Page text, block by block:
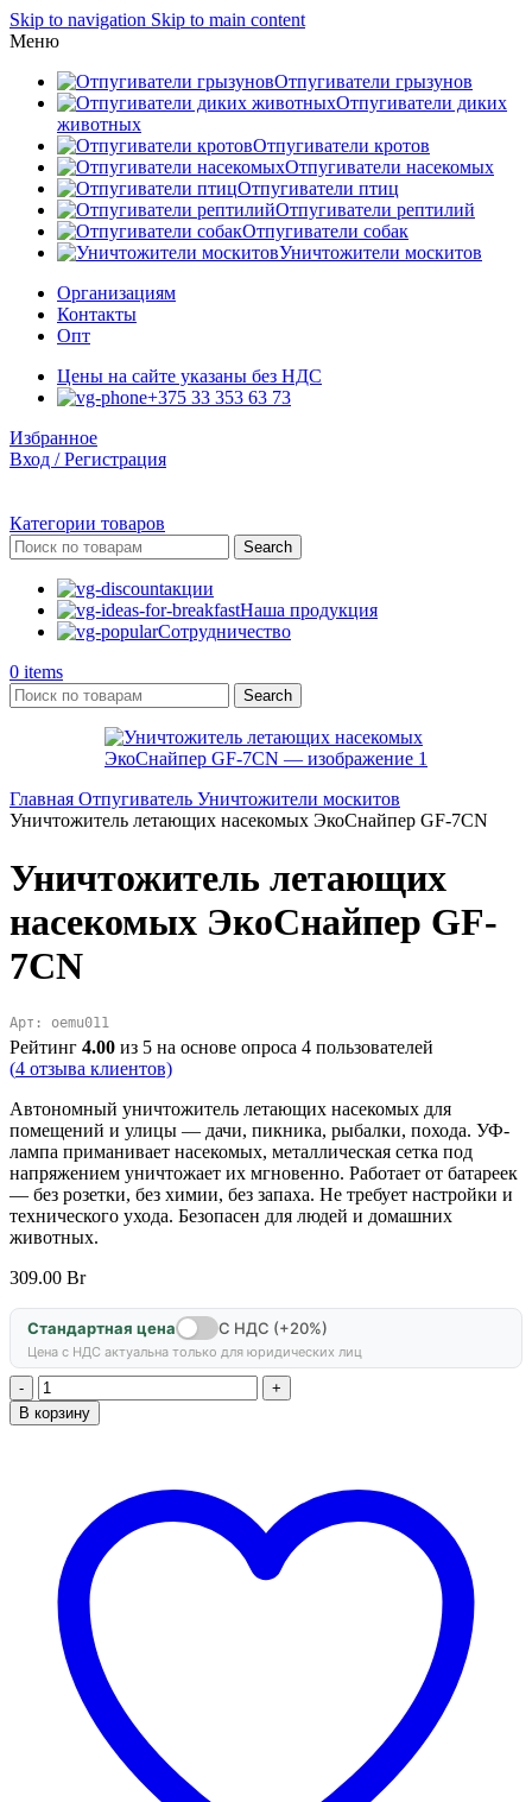
Skip to navigation Skip to main content
Меню
Отпугиватели грызунов
Отпугиватели диких
животных
Отпугиватели кротов
Отпугиватели насекомых
Отпугиватели птиц
Отпугиватели рептилий
Отпугиватели собак
Уничтожители москитов
Организациям
Контакты
Опт
Цены на сайте указаны без НДС
+375 33 353 63 73
Избранное
Вход / Регистрация
Категории товаров
Search
акции
Наша продукция
Сотрудничество
0 items
Search
Главная Отпугиватель Уничтожители москитов
Уничтожитель летающих насекомых ЭкоСнайпер GF-7CN
Уничтожитель летающих
насекомых ЭкоСнайпер GF-
7CN
Арт: oemu011
Рейтинг 4.00 из 5 на основе опроса 4 пользователей
(4 отзыва клиентов)
Автономный уничтожитель летающих насекомых для
помещений и улицы — дачи, пикника, рыбалки, похода. УФ-
лампа приманивает насекомых, металлическая сетка под
напряжением уничтожает их мгновенно. Работает от батареек
— без розетки, без химии, без запаха. Не требует настройки и
технического ухода. Безопасен для людей и домашних
животных.
309.00 Br
Стандартная цена С НДС (+20%)
Цена с НДС актуальна только для юридических лиц
Количество
товара
Уничтожитель
ЭкоСнайпер
В корзину